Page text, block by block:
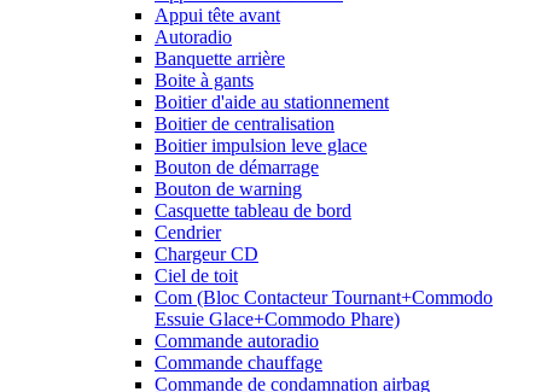
Appui tête avant
Autoradio
Banquette arrière
Boite à gants
Boitier d'aide au stationnement
Boitier de centralisation
Boitier impulsion leve glace
Bouton de démarrage
Bouton de warning
Casquette tableau de bord
Cendrier
Chargeur CD
Ciel de toit
Com (Bloc Contacteur Tournant+Commodo
Essuie Glace+Commodo Phare)
Commande autoradio
Commande chauffage
Commande de condamnation airbag